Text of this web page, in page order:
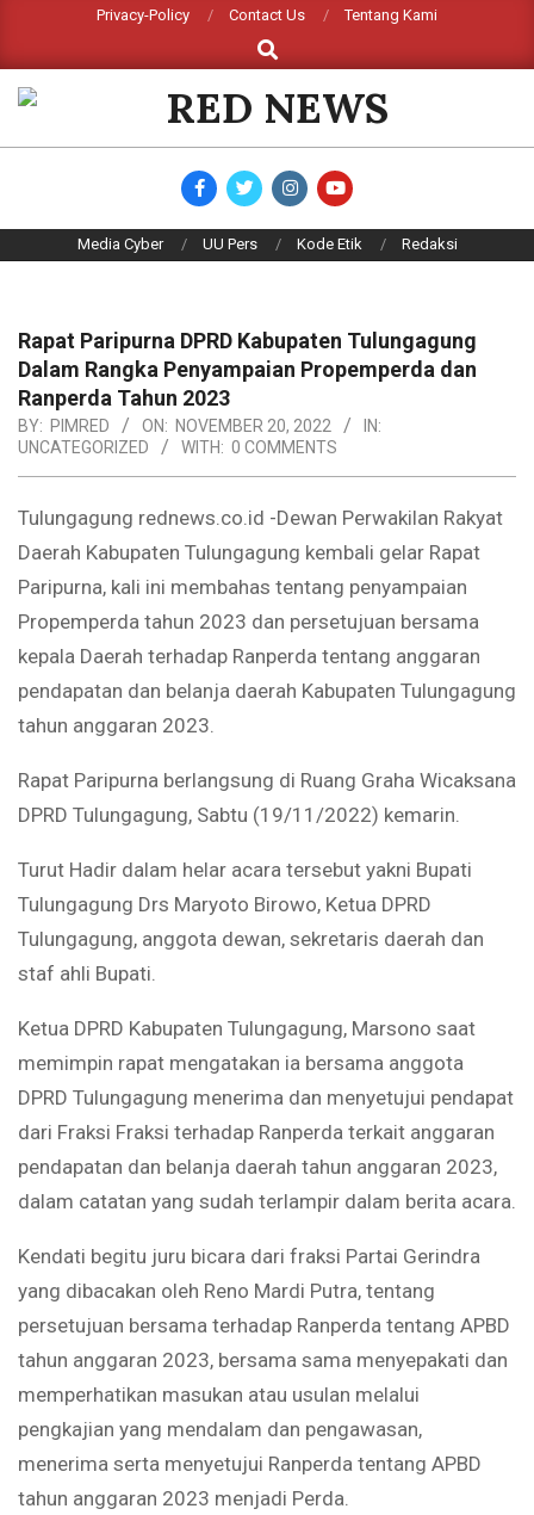
content
Privacy-Policy Contact Us
Tentang Kami
Search
RED
Media Cyber UU Pers Kode Etik Redaksi
Rapat Paripurna DPRD Kabupaten Tulungagung
Dalam Rangka Penyampaian Propemperda dan
Ranperda Tahun 2023
BY: PIMRED ON: NOVEMBER 20, 2022
IN:
UNCATEGORIZED
WITH: 0 COMMENTS
Tulungagung rednews.co.id -Dewan Perwakilan Rakyat
Daerah Kabupaten Tulungagung kembali gelar Rapat
Paripurna, kali ini membahas tentang penyampaian
Propemperda tahun 2023 dan persetujuan bersama
kepala Daerah terhadap Ranperda tentang anggaran
pendapatan dan belanja daerah Kabupaten Tulungagung
tahun anggaran 2023.
Rapat Paripurna berlangsung di Ruang Graha Wicaksana
DPRD Tulungagung, Sabtu (19/11/2022) kemarin.
Turut Hadir dalam helar acara tersebut yakni Bupati
Tulungagung Drs Maryoto Birowo, Ketua DPRD
Tulungagung, anggota dewan, sekretaris daerah dan
staf ahli Bupati.
Ketua DPRD Kabupaten Tulungagung, Marsono saat
memimpin rapat mengatakan ia bersama anggota
DPRD Tulungagung menerima dan menyetujui pendapat
dari Fraksi Fraksi terhadap Ranperda terkait anggaran
pendapatan dan belanja daerah tahun anggaran 2023,
dalam catatan yang sudah terlampir dalam berita acara.
Kendati begitu juru bicara dari fraksi Partai Gerindra
yang dibacakan oleh Reno Mardi Putra, tentang
persetujuan bersama terhadap Ranperda tentang APBD
tahun anggaran 2023, bersama sama menyepakati dan
memperhatikan masukan atau usulan melalui
pengkajian yang mendalam dan pengawasan,
menerima serta menyetujui Ranperda tentang APBD
tahun anggaran 2023 menjadi Perda.